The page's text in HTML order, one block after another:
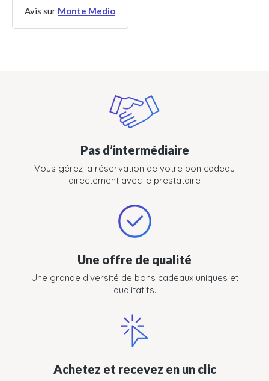
Avis sur Monte Medio
Pas d’intermédiaire
Vous gérez la réservation de votre bon cadeau
directement avec le prestataire
Une offre de qualité
Une grande diversité de bons cadeaux uniques et
qualitatifs.
Achetez et recevez en un clic